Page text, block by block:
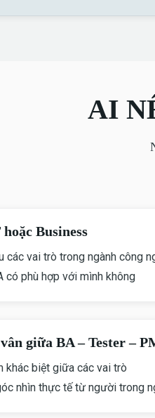
Business
các vai trò trong ngành công
có phù hợp với mình không
giữa BA – Tester –
khác biệt giữa các vai trò
nhìn thực tế từ người trong
AI